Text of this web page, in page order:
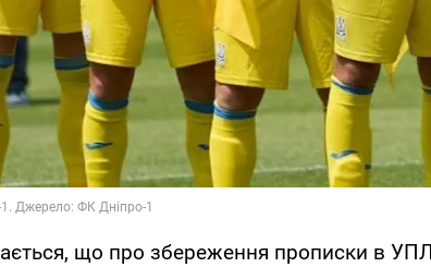
що про збереження прописки в